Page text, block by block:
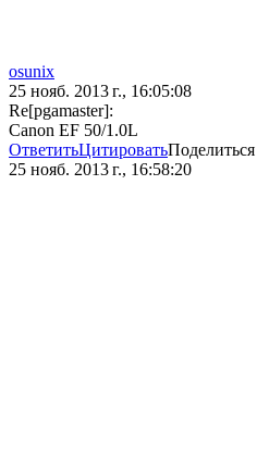
osunix
25 нояб. 2013 г., 16:05:08
Re[pgamaster]:
Canon EF 50/1.0L
ОтветитьЦитироватьПоделиться
25 нояб. 2013 г., 16:58:20